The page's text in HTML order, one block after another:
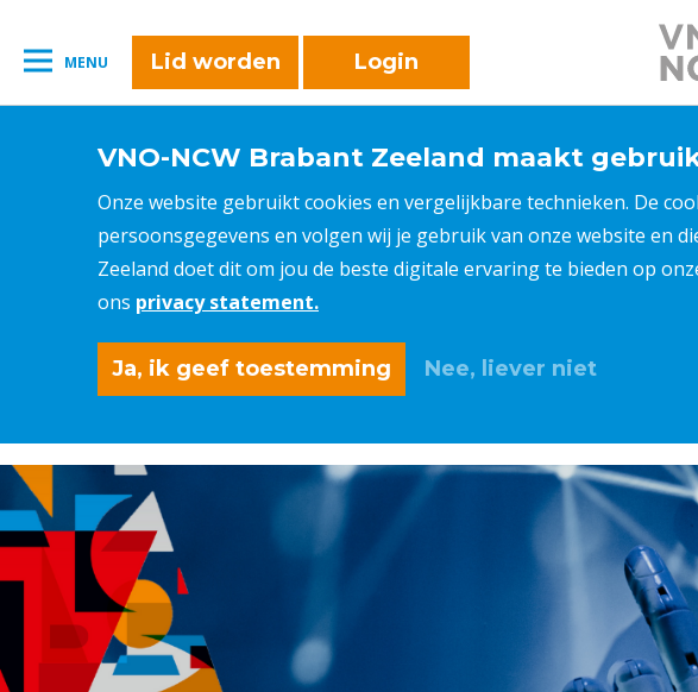
MENU Lid worden Login
VNO-NCW Brabant Zeeland maakt
Onze website gebruikt cookies en vergelijkbare technieken. De
persoonsgegevens en volgen wij je gebruik van onze website en
Zeeland doet dit om jou de beste digitale ervaring te bieden op
ons privacy statement.
Ja, ik geef toestemming Nee, liever niet